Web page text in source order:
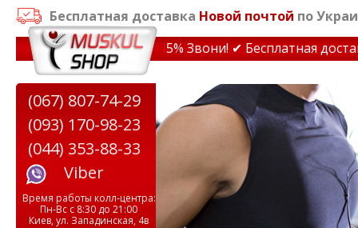
Бесплатная доставка Новой почтой по
на тренажеры до 15% Звони! ✔ Бесплатная доставка
(067) 807-74-29
(093) 170-98-23
(044) 353-88-33
Viber
Время работы колл-центра:
Пн-Вс с 8:30 до 21:00
Киев, ул. Западинская, 4в